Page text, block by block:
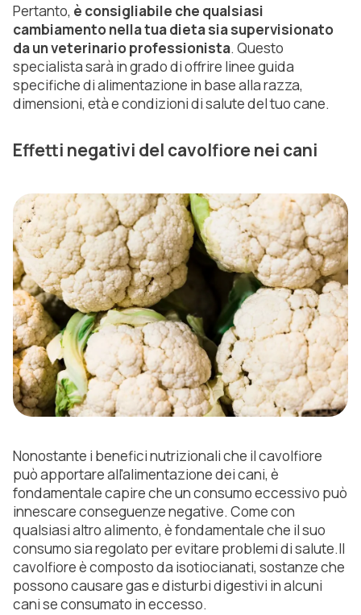
Pertanto, è consigliabile che qualsiasi
cambiamento nella tua dieta sia supervisionato
da un veterinario professionista. Questo
specialista sarà in grado di offrire linee guida
specifiche di alimentazione in base alla razza,
dimensioni, età e condizioni di salute del tuo cane.
Effetti negativi del cavolfiore nei cani
Nonostante i benefici nutrizionali che il cavolfiore
può apportare all'alimentazione dei cani, è
fondamentale capire che un consumo eccessivo può
innescare conseguenze negative. Come con
qualsiasi altro alimento, è fondamentale che il suo
consumo sia regolato per evitare problemi di salute.Il
cavolfiore è composto da isotiocianati, sostanze che
possono causare gas e disturbi digestivi in alcuni
cani se consumato in eccesso.